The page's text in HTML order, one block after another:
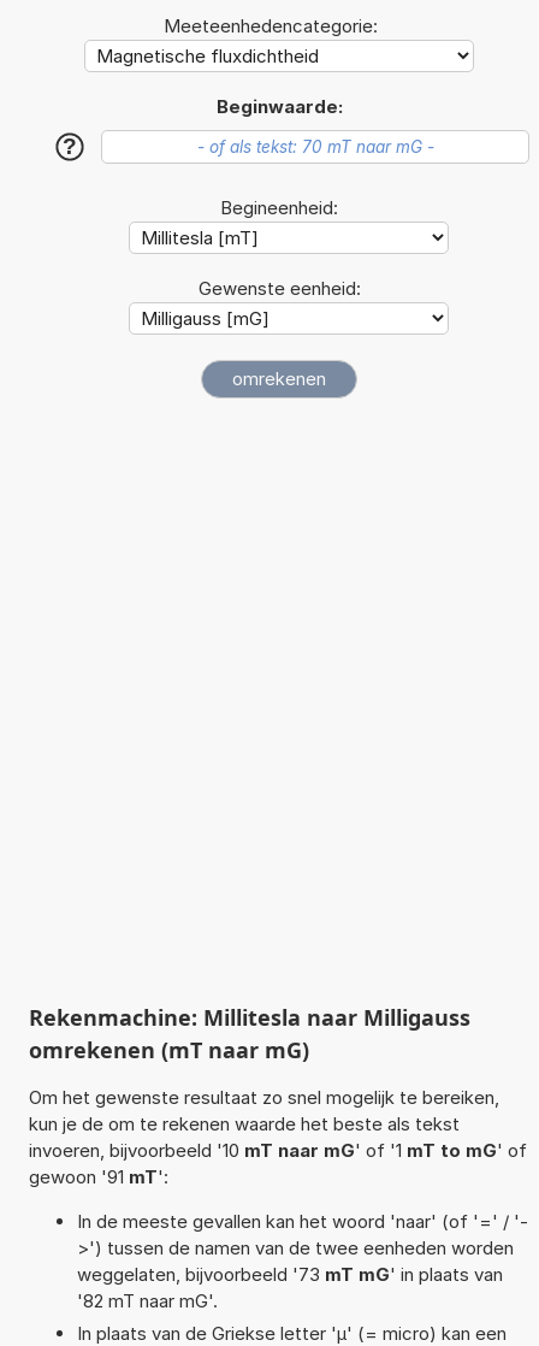
Meeteenhedencategorie:
Beginwaarde:
?
Begineenheid:
Gewenste eenheid:
Rekenmachine: Millitesla naar Milligauss
omrekenen (mT naar mG)
Om het gewenste resultaat zo snel mogelijk te bereiken,
kun je de om te rekenen waarde het beste als tekst
invoeren, bijvoorbeeld '10 mT naar mG' of '1 mT to mG' of
gewoon '91 mT':
In de meeste gevallen kan het woord 'naar' (of '=' / '-
>') tussen de namen van de twee eenheden worden
weggelaten, bijvoorbeeld '73 mT mG' in plaats van
'82 mT naar mG'.
In plaats van de Griekse letter 'µ' (= micro) kan een